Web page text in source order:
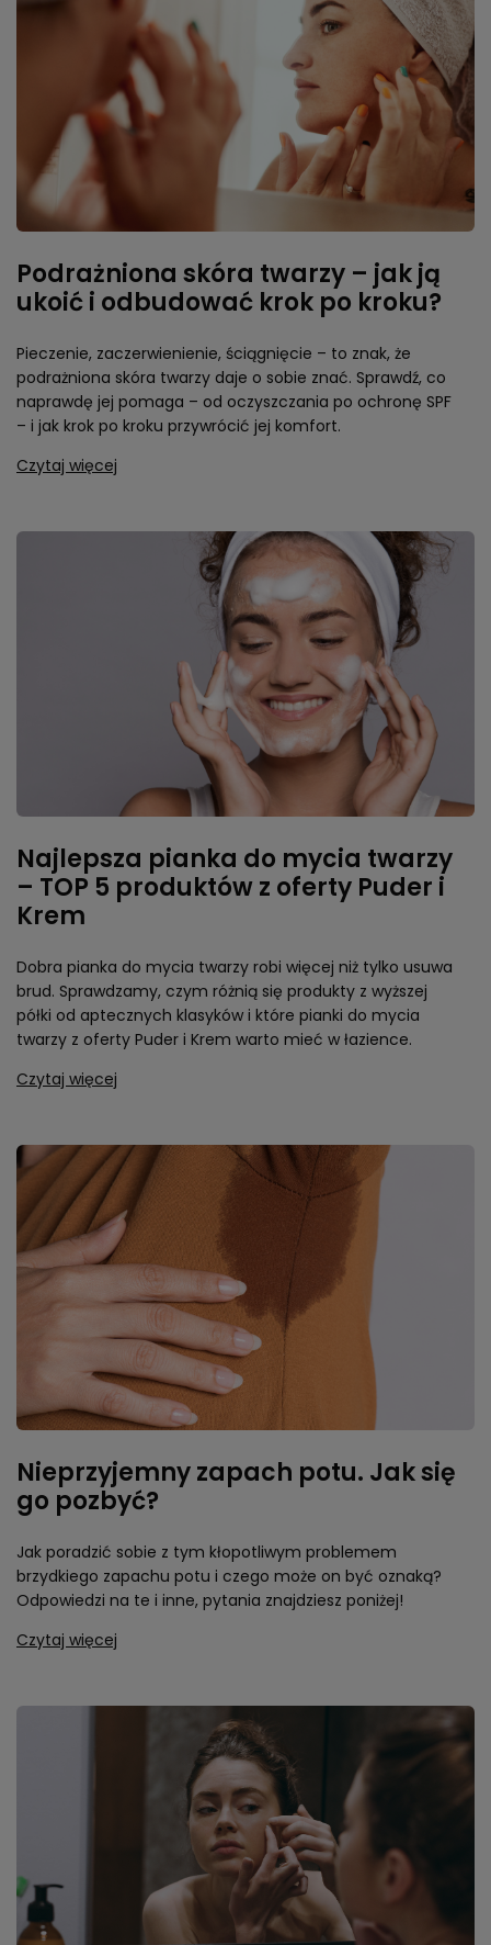
Podrażniona skóra twarzy – jak ją
ukoić i odbudować krok po kroku?
Pieczenie, zaczerwienienie, ściągnięcie – to znak, że
podrażniona skóra twarzy daje o sobie znać. Sprawdź, co
naprawdę jej pomaga – od oczyszczania po ochronę SPF
Czytaj więcej
Najlepsza pianka do mycia twarzy
– TOP 5 produktów z oferty Puder i
Krem
Dobra pianka do mycia twarzy robi więcej niż tylko usuwa
brud. Sprawdzamy, czym różnią się produkty z wyższej
półki od aptecznych klasyków i które pianki do mycia
Czytaj więcej
Nieprzyjemny zapach potu. Jak się
go pozbyć?
Jak poradzić sobie z tym kłopotliwym problemem
brzydkiego zapachu potu i czego może on być oznaką?
Czytaj więcej